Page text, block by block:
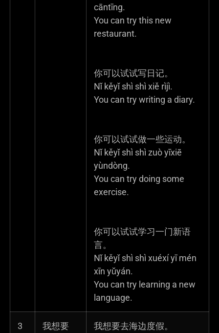
cāntīng.
You can try this new
restaurant.
你可以试试写日记。
Nǐ kěyǐ shì shì xiě rìjì.
You can try writing a diary.
你可以试试做一些运动。
Nǐ kěyǐ shì shì zuò yīxiē
yùndòng.
You can try doing some
exercise.
你可以试试学习一门新语
言。
Nǐ kěyǐ shì shì xuéxí yī mén
xīn yǔyán.
You can try learning a new
language.
3
我想要
我想要去海边度假。